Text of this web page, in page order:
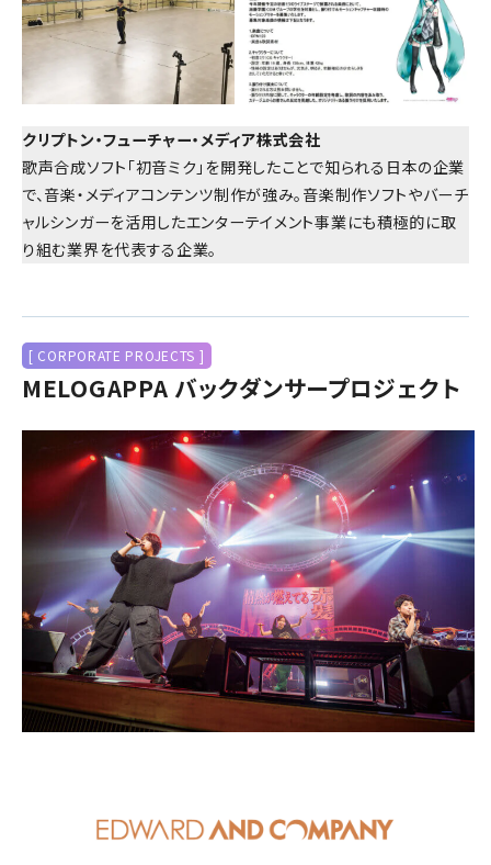
クリプトン・フューチャー・メディア株式会社
歌声合成ソフト「初音ミク」を開発したことで知られる日本の企業
で、音楽・メディアコンテンツ制作が強み。音楽制作ソフトやバーチ
ャルシンガーを活用したエンターテイメント事業にも積極的に取
り組む業界を代表する企業。
[ CORPORATE PROJECTS ]
MELOGAPPA バックダンサープロジェクト